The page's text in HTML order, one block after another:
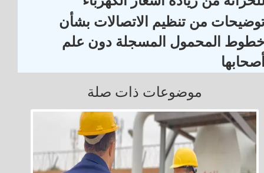
من تنظيم الاتصالات بشأن
المحمول المسجلة دون علم
موضوعات ذات صلة